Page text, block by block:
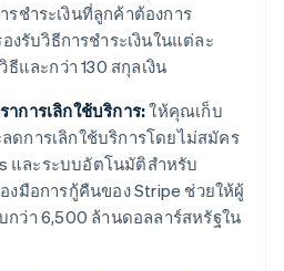
รชำระเงินที่ลูกค้าต้องการ
งรับวิธีการชำระเงินในแต่ละ
ธีและกว่า 130 สกุลเงิน
การเลิกใช้บริการ:ให้คุณเก็บ
ดการเลิกใช้บริการโดยไม่สมัคร
และระบบอัตโนมัติสำหรับ
งมือการกู้คืนของ Stripe ช่วยให้ผู้
กว่า 6,500 ล้านดอลลาร์สหรัฐใน